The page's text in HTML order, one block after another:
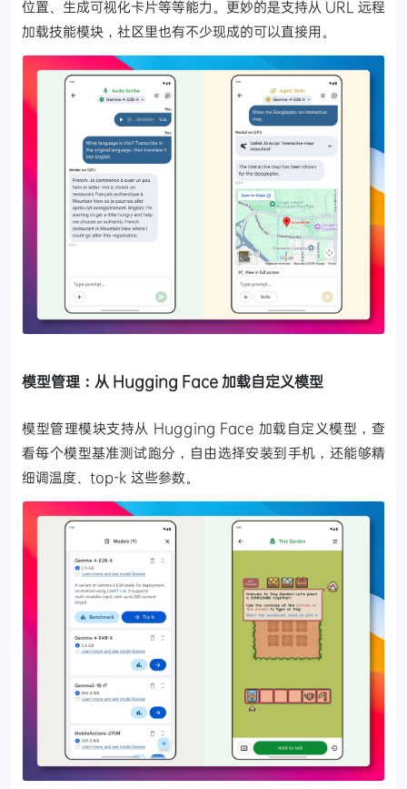
位置、生成可视化卡片等等能力。更妙的是支持从 URL 远程
加载技能模块，社区里也有不少现成的可以直接用。
模型管理：从 Hugging Face 加载自定义模型
模型管理模块支持从 Hugging Face 加载自定义模型，查
看每个模型基准测试跑分，自由选择安装到手机，还能够精
细调温度、top-k 这些参数。